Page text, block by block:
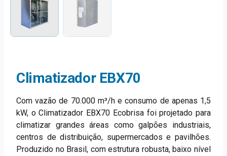
Climatizador EBX70
Com vazão de 70.000 m³/h e consumo de apenas 1,5
kW, o Climatizador EBX70 Ecobrisa foi projetado para
climatizar grandes áreas como galpões industriais,
centros de distribuição, supermercados e pavilhões.
Produzido no Brasil, com estrutura robusta, baixo nível